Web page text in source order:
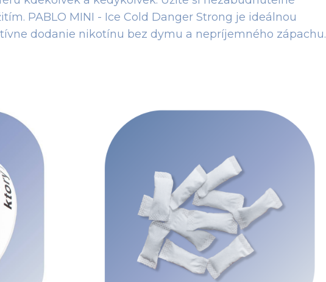
PABLO MINI - Ice Cold Danger Strong je ideálnou
dodanie nikotínu bez dymu a nepríjemného zápachu.